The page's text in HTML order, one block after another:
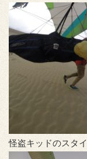
怪盗キッドのスタ